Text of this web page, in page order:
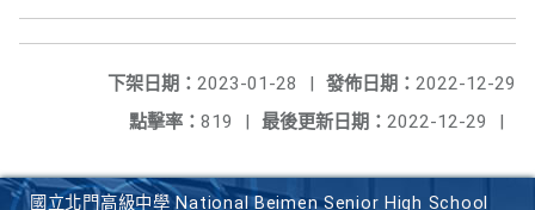
發佈日期： 2022-12-29
下架日期： 2023-01-28
|
最後更新日期： 2022-12-29 |
點擊率： 819 |
國立北門高級中學 National Beimen Senior High School